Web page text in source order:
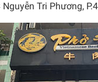
Tri Phương,